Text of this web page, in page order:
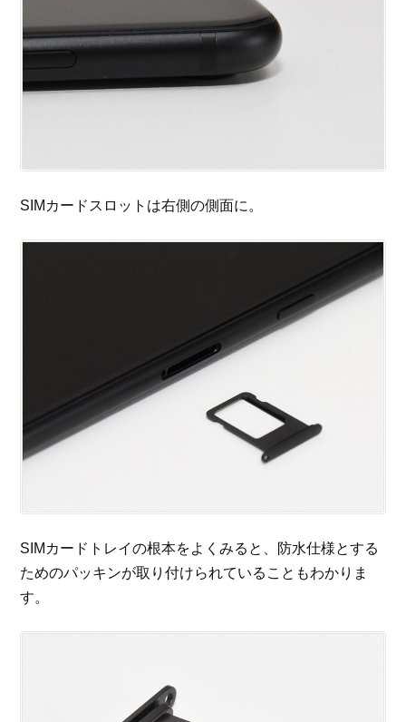
SIMカードスロットは右側の側面に。
SIMカードトレイの根本をよくみると、防水仕様とする
ためのパッキンが取り付けられていることもわかりま
す。